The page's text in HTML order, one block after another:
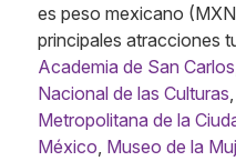
es peso mexicano
principales atracciones
Academia de San Carlos
Nacional de las Culturas,
Metropolitana de la
México, Museo de la